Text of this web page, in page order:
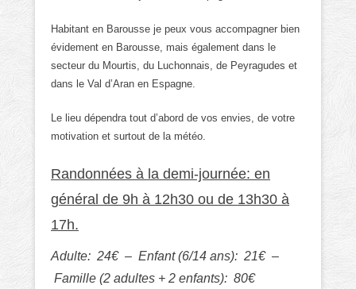
Habitant en Barousse je peux vous accompagner bien
évidement en Barousse, mais également dans le
secteur du Mourtis, du Luchonnais, de Peyragudes et
dans le Val d’Aran en Espagne.
Le lieu dépendra tout d’abord de vos envies, de votre
motivation et surtout de la météo.
Randonnées à la demi-journée: en
général de 9h à 12h30 ou de 13h30 à
17h.
Adulte: 24€ – Enfant (6/14 ans): 21€ –
Famille (2 adultes + 2 enfants): 80€